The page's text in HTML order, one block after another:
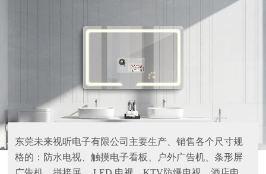
东莞未来视听电子有限公司主要生产、销售各个尺寸规
格的：防水电视、触摸电子看板、户外广告机、条形屏